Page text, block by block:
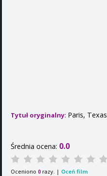
Tytuł oryginalny: Paris, Texas
Średnia ocena: 0.0
Oceniono 0 razy. | Oceń film